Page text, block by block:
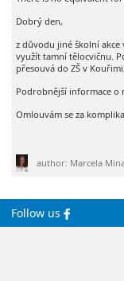
Dobrý den,
z důvodu jiné školní akce
využít tamní tělocvičnu.
přesouvá do ZŠ v
Podrobnější informace o
Omlouvám se za
author: Marcela
Follow us